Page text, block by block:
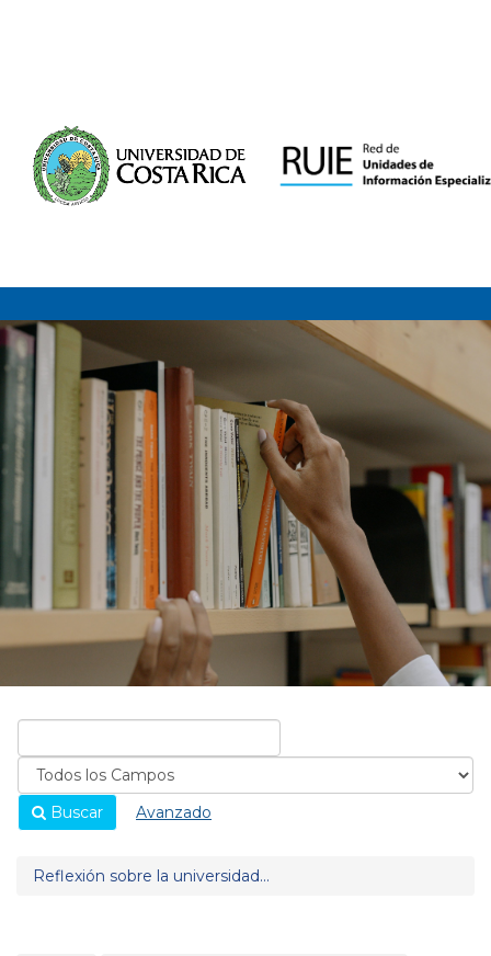
Buscar Avanzado
Reflexión sobre la universidad...